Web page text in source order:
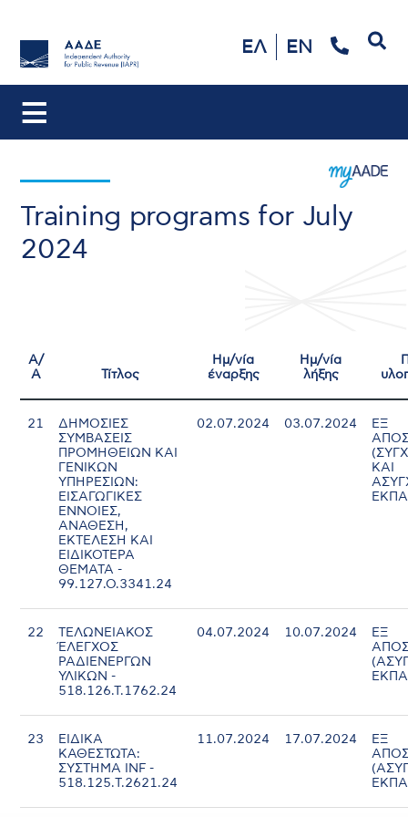
ΕΛ EN
Training programs for July
2024
Α/
Α
Τίτλος
Ημ/νία
έναρξης
Ημ/νία
λήξης
21
ΔΗΜΟΣΙΕΣ
ΣΥΜΒΑΣΕΙΣ
ΠΡΟΜΗΘΕΙΩΝ ΚΑΙ
ΓΕΝΙΚΩΝ
ΥΠΗΡΕΣΙΩΝ:
ΕΙΣΑΓΩΓΙΚΕΣ
ΕΝΝΟΙΕΣ,
ΑΝΑΘΕΣΗ,
ΕΚΤΕΛΕΣΗ ΚΑΙ
ΕΙΔΙΚΟΤΕΡΑ
ΘΕΜΑΤΑ -
99.127.Ο.3341.24
02.07.2024 03.07.2024
ΕΞ
ΚΑΙ
22
ΤΕΛΩΝΕΙΑΚΟΣ
ΈΛΕΓΧΟΣ
ΡΑΔΙΕΝΕΡΓΩΝ
ΥΛΙΚΩΝ -
518.126.Τ.1762.24
04.07.2024 10.07.2024
ΕΞ
23
ΕΙΔΙΚΑ
ΚΑΘΕΣΤΩΤΑ:
ΣΥΣΤΗΜΑ INF -
518.125.Τ.2621.24
11.07.2024 17.07.2024
ΕΞ